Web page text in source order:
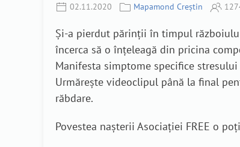
02.11.2020 Mapamond Creștin
Și-a pierdut părinții în timpul
încerca să o înțeleagă din pricina
Manifesta simptome specifice
Urmărește videoclipul până la final
răbdare.
Povestea nașterii Asociației FREE o